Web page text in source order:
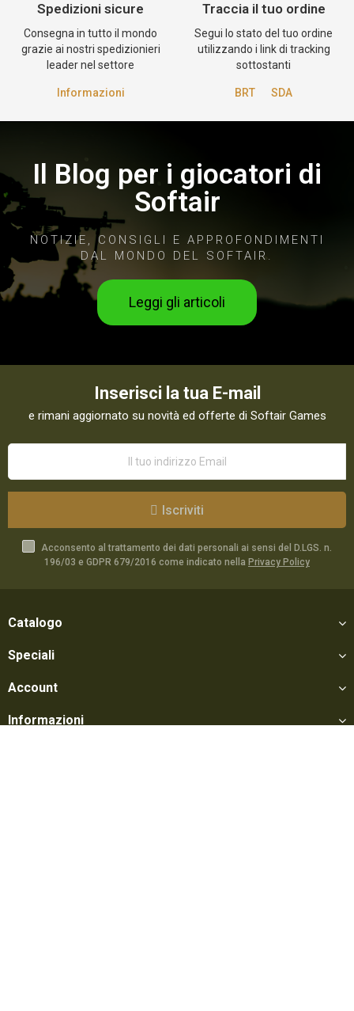
Spedizioni sicure
Consegna in tutto il mondo
grazie ai nostri spedizionieri
leader nel settore
Informazioni
Traccia il tuo ordine
Segui lo stato del tuo ordine
utilizzando i link di tracking
sottostanti
BRT SDA
Il Blog per i giocatori di
Softair
NOTIZIE, CONSIGLI E APPROFONDIMENTI
DAL MONDO DEL SOFTAIR.
Leggi gli articoli
Inserisci la tua E-mail
e rimani aggiornato su novità ed offerte di Softair Games
Iscriviti
Acconsento al trattamento dei dati personali ai sensi del D.LGS. n.
196/03 e GDPR 679/2016 come indicato nella Privacy Policy
Catalogo
Speciali
Account
Informazioni